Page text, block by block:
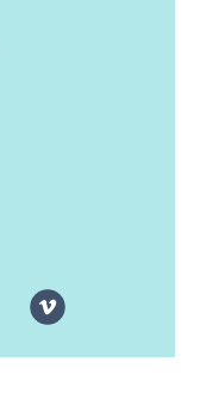
vimeo